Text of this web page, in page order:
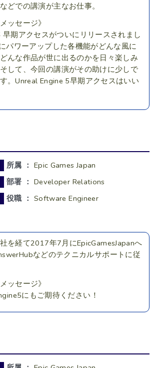
どでの講演が主なお仕事。
ッセージ》
期アクセスがついにリリースされまし
パワーアップした各機能がどんな風に
んな作品が世に出るのかを日々楽しみ
して、今回の講演がその助けに少しで
。Unreal Engine 5早期アクセスはいい
所属 ： Epic Games Japan
部署 ： Developer Relations
役職 ： Software Engineer
を経て2017年7月にEpicGamesJapanへ
などのテクニカルサポートに従
ッセージ》
にもご期待ください！